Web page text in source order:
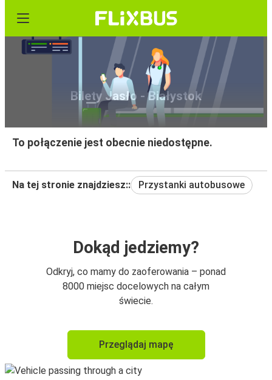
Bilety Jasło - Białystok
To połączenie jest obecnie niedostępne.
Na tej stronie znajdziesz:: Przystanki autobusowe
Dokąd jedziemy?
Odkryj, co mamy do zaoferowania – ponad
8000 miejsc docelowych na całym
świecie.
Przeglądaj mapę